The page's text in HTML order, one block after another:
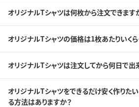
オリジナルTシャツは何枚から注文できます
オリジナルTシャツの価格は1枚あたりいくら
オリジナルTシャツは注文してから何日で出
オリジナルTシャツをできるだけ安く作りた
る方法はありますか？